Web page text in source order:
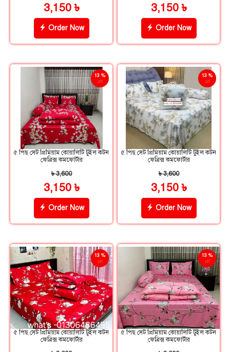
3,150 ৳
Order Now
3,150 ৳
Order Now
13 %
off
৫ পিছ সেট প্রিমিয়াম কোয়ালিটি টুইল কটন
ফেব্রিক্স কমফোর্টার
৳ 3,600
3,150 ৳
Order Now
13 %
off
৫ পিছ সেট প্রিমিয়াম কোয়ালিটি টুইল কটন
ফেব্রিক্স কমফোর্টার
৳ 3,600
3,150 ৳
Order Now
13 %
off
৫ পিছ সেট প্রিমিয়াম কোয়ালিটি টুইল কটন
ফেব্রিক্স কমফোর্টার
13 %
off
৫ পিছ সেট প্রিমিয়াম কোয়ালিটি টুইল কটন
ফেব্রিক্স কমফোর্টার